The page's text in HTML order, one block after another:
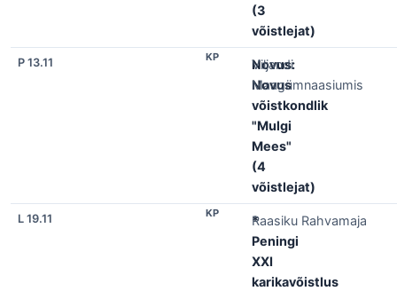
(3
võistlejat)
P 13.11 KP
Novus:
Novus
võistkondlik
"Mulgi
Mees"
(4
võistlejat)
Viljandi
Maagümnaasiumis
L 19.11 KP
*
Peningi
XXI
karikavõistlus
Raasiku Rahvamaja